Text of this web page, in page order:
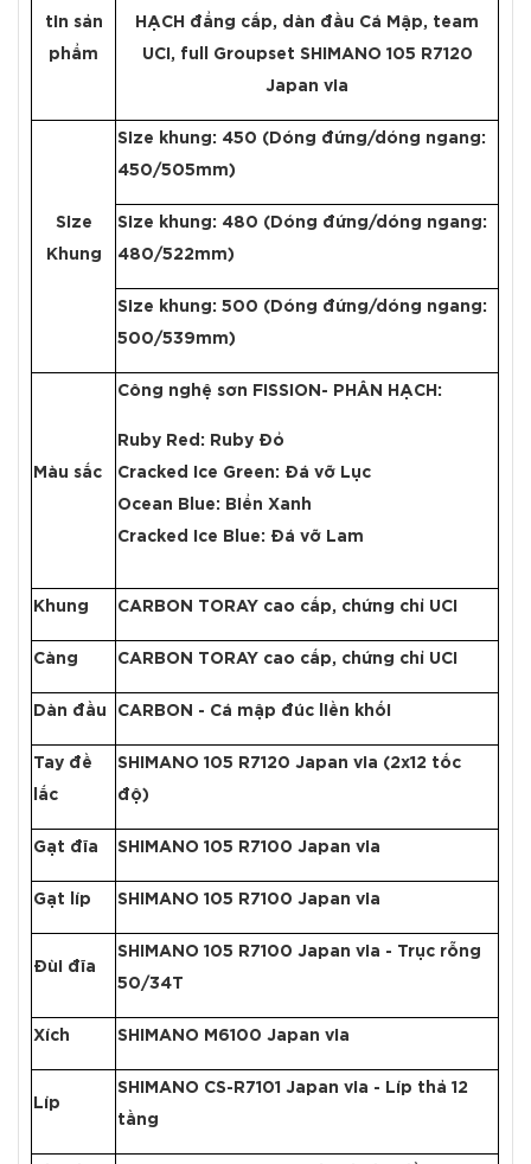
tin sản
phẩm
HẠCH đẳng cấp, dàn đầu Cá Mập, team
UCI, full Groupset SHIMANO 105 R7120
Japan via
Size
Khung
Size khung: 450 (Dóng đứng/dóng ngang:
450/505mm)
Size khung: 480 (Dóng đứng/dóng ngang:
480/522mm)
Size khung: 500 (Dóng đứng/dóng ngang:
500/539mm)
Màu sắc
Công nghệ sơn FISSION- PHÂN HẠCH:
Ruby Red: Ruby Đỏ
Cracked Ice Green: Đá vỡ Lục
Ocean Blue: Biển Xanh
Cracked Ice Blue: Đá vỡ Lam
Khung CARBON TORAY cao cấp, chứng chỉ UCI
Càng CARBON TORAY cao cấp, chứng chỉ UCI
Dàn đầu CARBON - Cá mập đúc liền khối
Tay đề
lắc
SHIMANO 105 R7120 Japan via (2x12 tốc
độ)
Gạt đĩa SHIMANO 105 R7100 Japan via
Gạt líp SHIMANO 105 R7100 Japan via
Đùi đĩa
SHIMANO 105 R7100 Japan via - Trục rỗng
50/34T
Xích SHIMANO M6100 Japan via
Líp
SHIMANO CS-R7101 Japan via - Líp thả 12
tầng